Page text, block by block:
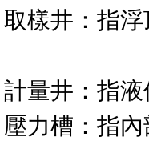
樣井：指
量井：指
力槽：指